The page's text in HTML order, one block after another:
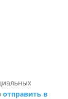
отправить в